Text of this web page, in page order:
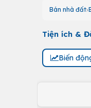
Bán nhà đất
Tiện ích &
Biến